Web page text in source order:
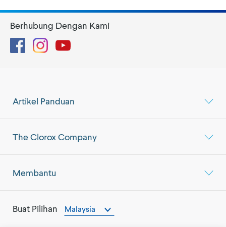
Artikel Panduan
The Clorox Company
Membantu
Buat Pilihan Malaysia
Berhubung Dengan Kami
FacebookInstagramYouTube